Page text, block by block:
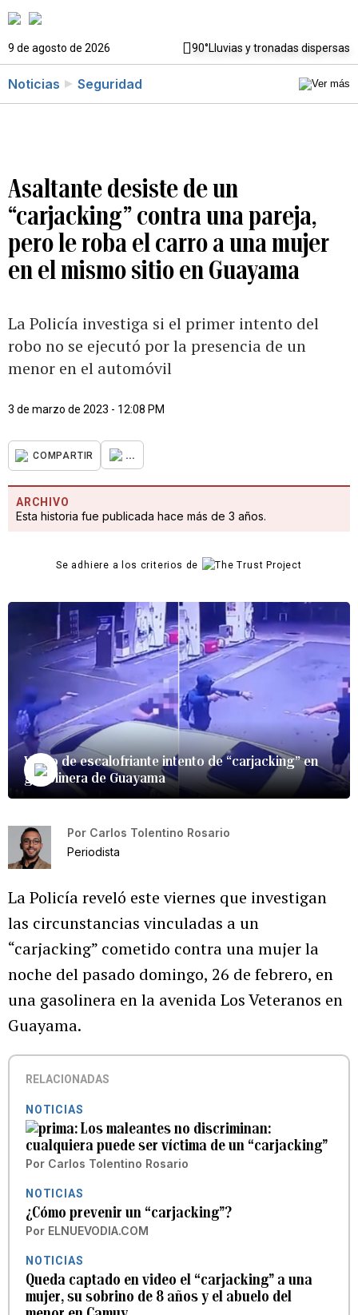
9 de agosto de 2026 90°Lluvias y tronadas dispersas
Noticias Seguridad
Asaltante desiste de un
“carjacking” contra una pareja,
pero le roba el carro a una mujer
en el mismo sitio en Guayama
La Policía investiga si el primer intento del
robo no se ejecutó por la presencia de un
menor en el automóvil
3 de marzo de 2023 - 12:08 PM
COMPARTIR ...
ARCHIVO
Esta historia fue publicada hace más de 3 años.
Se adhiere a los criterios de
Vídeo de escalofriante intento de “carjacking” en
gasolinera de Guayama
Por Carlos Tolentino Rosario
Periodista
La Policía reveló este viernes que investigan
las circunstancias vinculadas a un
“carjacking” cometido contra una mujer la
noche del pasado domingo, 26 de febrero, en
una gasolinera en la avenida Los Veteranos en
Guayama.
RELACIONADAS
NOTICIAS
Los maleantes no discriminan:
cualquiera puede ser víctima de un “carjacking”
Por Carlos Tolentino Rosario
NOTICIAS
¿Cómo prevenir un “carjacking”?
Por ELNUEVODIA.COM
NOTICIAS
Queda captado en video el “carjacking” a una
mujer, su sobrino de 8 años y el abuelo del